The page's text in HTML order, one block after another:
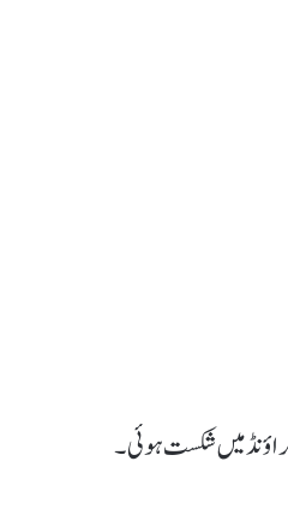
میں شکست ہوئی۔